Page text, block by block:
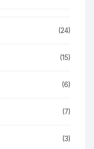
(24)
(15)
(6)
(7)
(3)